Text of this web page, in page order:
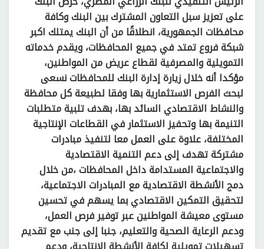
على تعزيز سبل التعاون المشترك بين البنك وكافة
محافظات الجمهورية، انطلاقًا من أن البنك يمتلك اكبر
شبكة فروع تمتد في جميع المحافظات، ويقدم خدماته
التمويلية والمصرفية لقطاع عريض من المواطنين،
مؤكدا أنه خلال زيارة إدارة البنك للمحافظات نسعى
لبحث الفرص الاستثمارية بها وفقا لطبيعة كل محافظة
والنشاط الاقتصادي السائد بها، بهدف تلبية متطلبات
التنيمة بها وتحفيز الاستثمار في القطاعات الإنتاجية
المختلفة، علاوة على العمل معا لتنفيذ مبادرات
مشتركة تهدف إلى دعم التنمية الاقتصادية
والاجتماعية المستدامة داخل المحافظات ،من خلال
دمج الأنشطة الاقتصادية مع المبادرات الاجتماعية،
لتحقيق التمكين الاقتصادي بما يسهم في تحسين
مستوى معيشة المواطنين عبر توفير فرص العمل،
ودعم الرعاية الصحية والتعليم، جنبا إلى جنب مع تقديم